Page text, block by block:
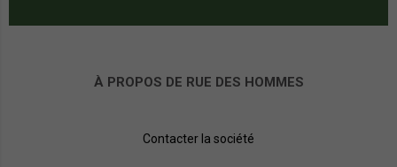
À PROPOS DE RUE DES HOMMES
Contacter la société